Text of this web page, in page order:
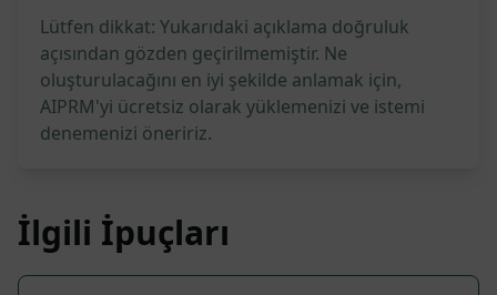
Lütfen dikkat: Yukarıdaki açıklama doğruluk
açısından gözden geçirilmemiştir. Ne
oluşturulacağını en iyi şekilde anlamak için,
AIPRM'yi ücretsiz olarak yüklemenizi ve istemi
denemenizi öneririz.
İlgili İpuçları